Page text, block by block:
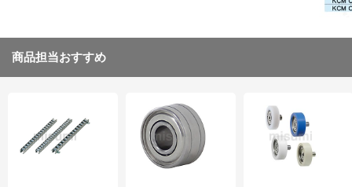
商品担当おすすめ